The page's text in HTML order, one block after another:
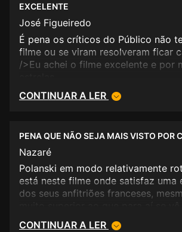
EXCELENTE
José Figueiredo
É pena os críticos do Público não
filme ou se viram resolveram ficar
/>Eu achei o filme excelente e por
CONTINUAR A LER
PENA QUE NÃO SEJA MAIS VISTO POR
Nazaré
Polanski em modo relativamente
está neste filme onde satisfaz uma
dos seus anfitriões franceses,
sobretudo a reconstituição do
CONTINUAR A LER